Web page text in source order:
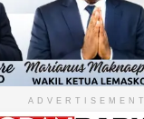
ADVERTISEMENT